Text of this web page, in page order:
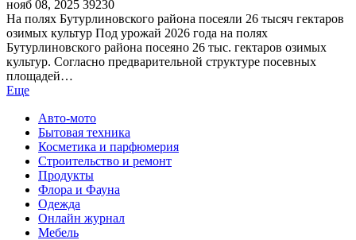
нояб 08, 2025 39230
На полях Бутурлиновского района посеяли 26 тысяч гектаров
озимых культур Под урожай 2026 года на полях
Бутурлиновского района посеяно 26 тыс. гектаров озимых
культур. Согласно предварительной структуре посевных
площадей…
Еще
Авто-мото
Бытовая техника
Косметика и парфюмерия
Строительство и ремонт
Продукты
Флора и Фауна
Одежда
Онлайн журнал
Мебель